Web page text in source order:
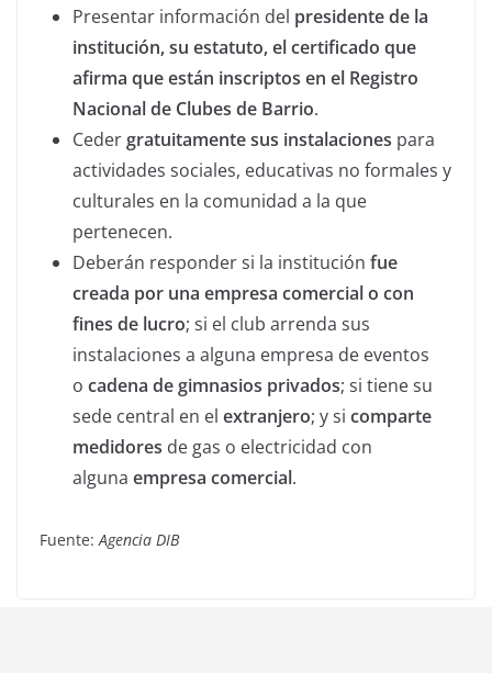
Presentar información del presidente de la
institución, su estatuto, el certificado que
afirma que están inscriptos en el Registro
Nacional de Clubes de Barrio.
Cedergratuitamente sus instalaciones para
actividades sociales, educativas no formales y
culturales en la comunidad a la que
pertenecen.
Deberán responder si la institución fue
creada por una empresa comercial o con
fines de lucro; si el club arrenda sus
instalaciones a alguna empresa de eventos
o cadena de gimnasios privados; si tiene su
sede central en el extranjero; y si comparte
medidores de gas o electricidad con
alguna empresa comercial.
Fuente:Agencia DIB